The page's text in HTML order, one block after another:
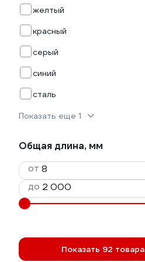
желтый
красный
серый
синий
сталь
Показать еще 1
Общая длина, мм
от
до
Показать 92 товара